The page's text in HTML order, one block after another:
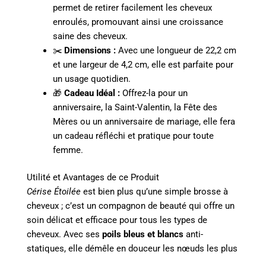
permet de retirer facilement les cheveux
enroulés, promouvant ainsi une croissance
saine des cheveux.
✂️ Dimensions :Avec une longueur de 22,2 cm
et une largeur de 4,2 cm, elle est parfaite pour
un usage quotidien.
🎁 Cadeau Idéal :Offrez-la pour un
anniversaire, la Saint-Valentin, la Fête des
Mères ou un anniversaire de mariage, elle fera
un cadeau réfléchi et pratique pour toute
femme.
Utilité et Avantages de ce Produit
Cérise Étoilée est bien plus qu’une simple brosse à
cheveux ; c’est un compagnon de beauté qui offre un
soin délicat et efficace pour tous les types de
cheveux. Avec ses poils bleus et blancs anti-
statiques, elle démêle en douceur les nœuds les plus